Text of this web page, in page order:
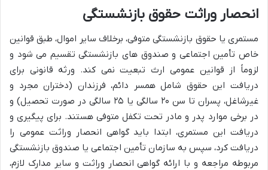
انحصار وراثت حقوق بازنشستگی
مستمری یا حقوق بازنشستگی متوفی، برخلاف سایر اموال، طبق قوانین
خاص تأمین اجتماعی و صندوق های بازنشستگی تقسیم می شود و
لزوماً از قوانین عمومی ارث تبعیت نمی کند. ورثه قانونی برای
دریافت این حقوق شامل همسر دائم، فرزندان (دختران مجرد و
غیرشاغل، پسران تا سن ۲۰ سالگی یا ۲۵ سالگی در صورت تحصیل) و
در برخی موارد پدر و مادر تحت تکفل متوفی هستند. برای پیگیری و
دریافت این مستمری، ابتدا باید گواهی انحصار وراثت عمومی را
دریافت کرد، سپس به سازمان تأمین اجتماعی یا صندوق بازنشستگی
مربوطه مراجعه و با ارائه گواهی انحصار وراثت و سایر مدارک لازم،